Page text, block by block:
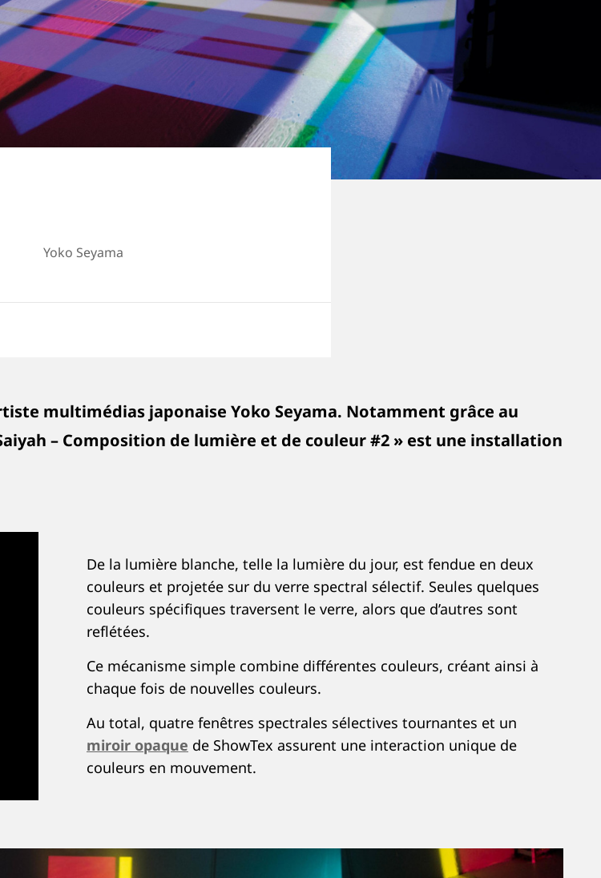
Yoko Seyama
multimédias japonaise Yoko Seyama. Notamment grâce au
– Composition de lumière et de couleur #2 » est une installation
De la lumière blanche, telle la lumière du jour, est fendue en deux
couleurs et projetée sur du verre spectral sélectif. Seules quelques
couleurs spécifiques traversent le verre, alors que d’autres sont
reflétées.
Ce mécanisme simple combine différentes couleurs, créant ainsi à
chaque fois de nouvelles couleurs.
Au total, quatre fenêtres spectrales sélectives tournantes et un
miroir opaque de ShowTex assurent une interaction unique de
couleurs en mouvement.